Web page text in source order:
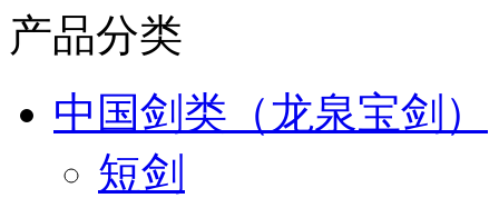
产品分类
中国剑类（龙泉宝剑）
短剑